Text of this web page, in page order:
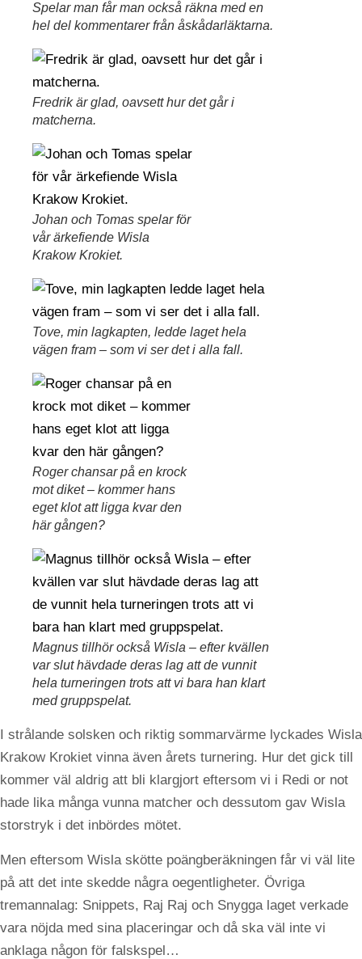
Spelar man får man också räkna med en
hel del kommentarer från åskådarläktarna.
Fredrik är glad, oavsett hur det går i
matcherna.
Johan och Tomas spelar för
vår ärkefiende Wisla
Krakow Krokiet.
Tove, min lagkapten, ledde laget hela
vägen fram – som vi ser det i alla fall.
Roger chansar på en krock
mot diket – kommer hans
eget klot att ligga kvar den
här gången?
Magnus tillhör också Wisla – efter kvällen
var slut hävdade deras lag att de vunnit
hela turneringen trots att vi bara han klart
med gruppspelat.
I strålande solsken och riktig sommarvärme lyckades Wisla
Krakow Krokiet vinna även årets turnering. Hur det gick till
kommer väl aldrig att bli klargjort eftersom vi i Redi or not
hade lika många vunna matcher och dessutom gav Wisla
storstryk i det inbördes mötet.
Men eftersom Wisla skötte poängberäkningen får vi väl lite
på att det inte skedde några oegentligheter. Övriga
tremannalag: Snippets, Raj Raj och Snygga laget verkade
vara nöjda med sina placeringar och då ska väl inte vi
anklaga någon för falskspel…